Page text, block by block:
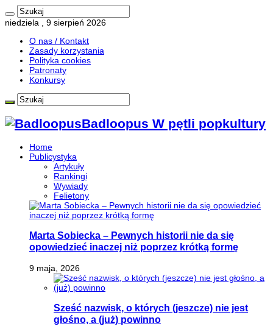
niedziela , 9 sierpień 2026
O nas / Kontakt
Zasady korzystania
Polityka cookies
Patronaty
Konkursy
Badloopus W pętli popkultury
Home
Publicystyka
Artykuły
Rankingi
Wywiady
Felietony
Marta Sobiecka – Pewnych historii nie da się
opowiedzieć inaczej niż poprzez krótką formę
9 maja, 2026
Sześć nazwisk, o których (jeszcze) nie jest
głośno, a (już) powinno